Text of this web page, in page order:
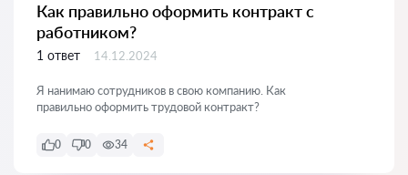
Как правильно оформить контракт с
работником?
1 ответ 14.12.2024
Я нанимаю сотрудников в свою компанию. Как
правильно оформить трудовой контракт?
0 0 34